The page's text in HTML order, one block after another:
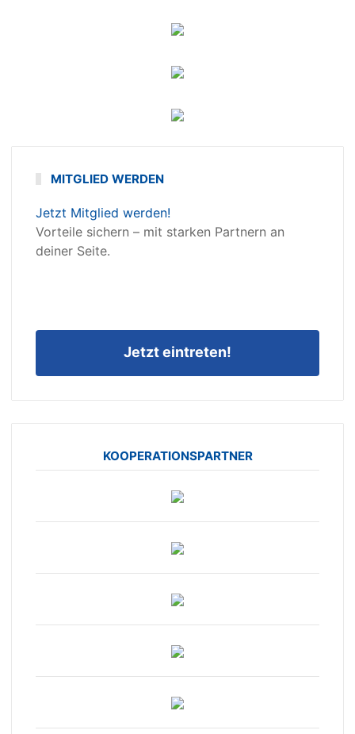
MITGLIED WERDEN
Jetzt Mitglied werden!
Vorteile sichern – mit starken Partnern an
deiner Seite.
Jetzt eintreten!
KOOPERATIONSPARTNER